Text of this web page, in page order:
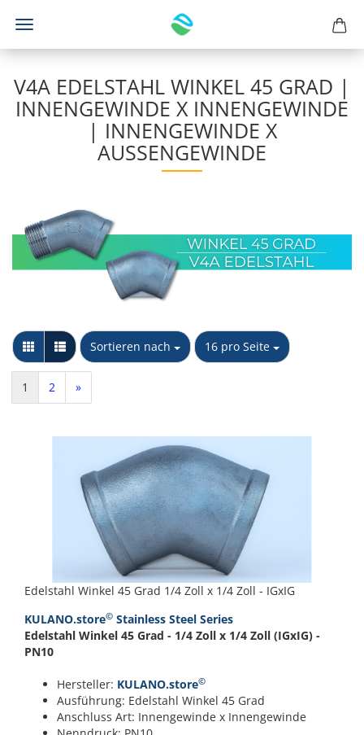
V4A EDELSTAHL WINKEL 45 GRAD |
INNENGEWINDE X INNENGEWINDE
| INNENGEWINDE X
AUSSENGEWINDE
Sortieren nach
Sortieren nach 16 pro Seite
pro Seite
1 2 »
Edelstahl Winkel 45 Grad 1/4 Zoll x 1/4 Zoll - IGxIG
KULANO.store© Stainless Steel Series
Edelstahl Winkel 45 Grad - 1/4 Zoll x 1/4 Zoll (IGxIG) -
PN10
Hersteller: KULANO.store©
Ausführung: Edelstahl Winkel 45 Grad
Anschluss Art: Innengewinde x Innengewinde